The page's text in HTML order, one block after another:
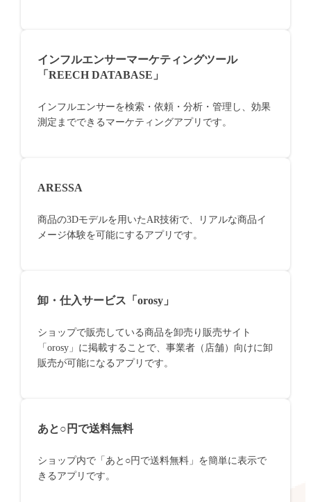
インフルエンサーマーケティングツール
「REECH DATABASE」
インフルエンサーを検索・依頼・分析・管理し、効果
測定までできるマーケティングアプリです。
ARESSA
商品の3Dモデルを用いたAR技術で、リアルな商品イ
メージ体験を可能にするアプリです。
卸・仕入サービス「orosy」
ショップで販売している商品を卸売り販売サイト
「orosy」に掲載することで、事業者（店舗）向けに卸
販売が可能になるアプリです。
あと○円で送料無料
ショップ内で「あと○円で送料無料」を簡単に表示で
きるアプリです。